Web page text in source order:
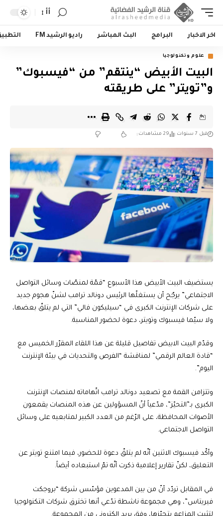
أأ
اخر الاخبار البرامج البث المباشر راديو الرشيد FM
علوم وتكنولوجيا
البيت الأبيض “ينتقم” من “فيسبوك”
و”تويتر” على طريقته
قبل 7 سنوات 29 مشاهدات
يستضيف البيت الأبيض هذا الأسبوع “قمّة لمنصّات وسائل التواصل
الاجتماعي” يرجّح أن يستغلّها الرئيس دونالد ترامب لشنّ هجوم جديد
على شركات الإنترنت الكبرى في “سيليكون فالي” التي لم يتلقّ بعضها،
ولا سيّما فيسبوك وتويتر، دعوة لحضور المناسبة.
وقدّم البيت الابيض تفاصيل قليلة عن هذا اللقاء المقرّر الخميس مع
“قادة العالم الرقمي” لمناقشة “الفرص والتحديات في بيئة الإنترنت
اليوم”.
وتتزامن القمة مع تصعيد دونالد ترامب اتّهاماته لمنصات الإنترنت
الكبرى بـ”التحيّز”، مدّعياً أنّ المسؤولين عن هذه المنصات يقمعون
الأصوات المحافظة، على الرّغم من العدد الكبير لمتابعيه على وسائل
التواصل الاجتماعي.
وأكّد فيسبوك الاثنين أنّه لم يتلقّ دعوة للحضور، فيما امتنع تويتر عن
التعليق، لكنّ تقارير إعلامية ذكرت أنّه تمّ استبعاده أيضاً.
في المقابل تردّد أنّ من بين المدعوين مؤسّس شركة “بروجكت
فيريتاس”، وهي مجموعة ناشطة تدّعي أنها تخترق شركات التكنولوجيا